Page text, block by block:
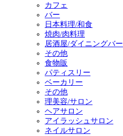
カフェ
バー
日本料理/和食
焼肉/肉料理
居酒屋/ダイニングバー
その他
食物販
パティスリー
ベーカリー
その他
理美容/サロン
ヘアサロン
アイラッシュサロン
ネイルサロン